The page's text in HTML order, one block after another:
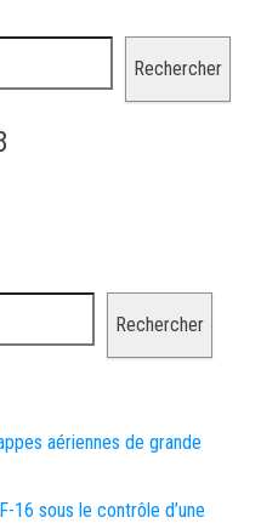
Rechercher
Rechercher
aériennes de grande
16 sous le contrôle d’une